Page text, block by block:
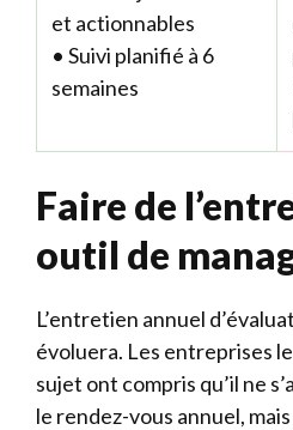
et actionnables
• Suivi planifié à 6
semaines
Faire de
outil de
L’entretien annuel
évoluera. Les entreprises
sujet ont compris qu’il ne
le rendez-vous annuel,